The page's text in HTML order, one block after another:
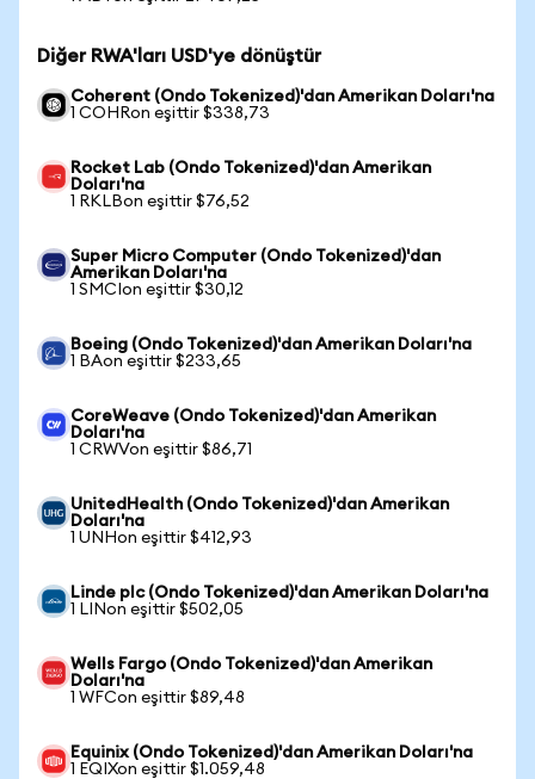
Diğer RWA'ları USD'ye dönüştür
Coherent (Ondo Tokenized)'dan Amerikan Doları'na
1 COHRon eşittir $338,73
Rocket Lab (Ondo Tokenized)'dan Amerikan
Doları'na
1 RKLBon eşittir $76,52
Super Micro Computer (Ondo Tokenized)'dan
Amerikan Doları'na
1 SMCIon eşittir $30,12
Boeing (Ondo Tokenized)'dan Amerikan Doları'na
1 BAon eşittir $233,65
CoreWeave (Ondo Tokenized)'dan Amerikan
Doları'na
1 CRWVon eşittir $86,71
UnitedHealth (Ondo Tokenized)'dan Amerikan
Doları'na
1 UNHon eşittir $412,93
Linde plc (Ondo Tokenized)'dan Amerikan Doları'na
1 LINon eşittir $502,05
Wells Fargo (Ondo Tokenized)'dan Amerikan
Doları'na
1 WFCon eşittir $89,48
Equinix (Ondo Tokenized)'dan Amerikan Doları'na
1 EQIXon eşittir $1.059,48